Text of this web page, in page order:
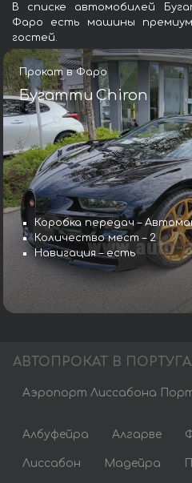
В списке автомобилей
Фаро есть машины
гостей.
Прокат в Фаро
Бугатти Chiron
Коробка передач –
Количество мест – 2
Навигация – есть
АВТОПРОКАТ В
Аэропорт Лиссабона
Албуфейра Алгарве
Лиссабон Мадейра